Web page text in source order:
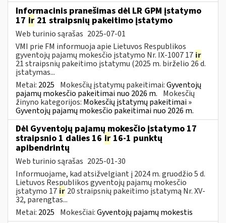
Informacinis pranešimas dėl LR GPM įstatymo
17 ir 21 straipsnių pakeitimo įstatymo
Web turinio sąrašas 2025-07-01
VMI prie FM informuoja apie Lietuvos Respublikos
gyventojų pajamų mokesčio įstatymo Nr. IX-1007 17 ir
21 straipsnių pakeitimo įstatymu (2025 m. birželio 26 d.
įstatymas...
Metai: 2025 Mokesčių įstatymų pakeitimai:Gyventojų
pajamų mokesčio pakeitimai nuo 2026 m. Mokesčių
žinyno kategorijos: Mokesčių įstatymų pakeitimai »
Gyventojų pajamų mokesčio pakeitimai nuo 2026 m.
Dėl Gyventojų pajamų mokesčio įstatymo 17
straipsnio 1 dalies 16 ir 16-1 punktų
apibendrintų
Web turinio sąrašas 2025-01-30
Informuojame, kad atsižvelgiant į 2024 m. gruodžio 5 d.
Lietuvos Respublikos gyventojų pajamų mokesčio
įstatymo 17 ir 20 straipsnių pakeitimo įstatymą Nr. XV-
32, parengtas...
Metai: 2025 Mokesčiai:Gyventojų pajamų mokestis